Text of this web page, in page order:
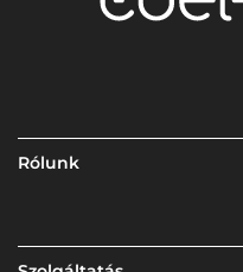
Rólunk